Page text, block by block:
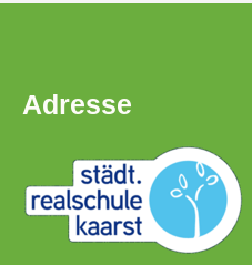
Bewegte
Pause
Adresse